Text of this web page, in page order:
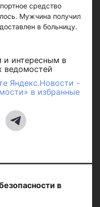
средство
Мужчина получил
в больницу.
интересным в
ведомостей
Яндекс.Новости -
в избранные
в